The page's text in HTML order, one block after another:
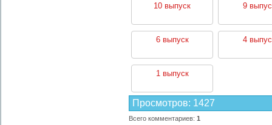
10 выпуск 9
6 выпуск 4
1 выпуск
Просмотров: 1427
Всего комментариев: 1